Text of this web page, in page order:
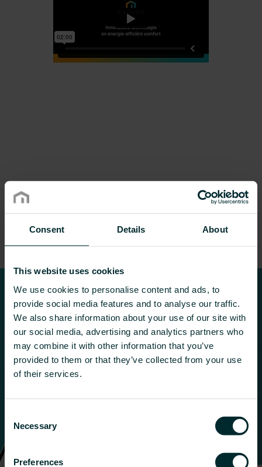
Consent Details About
This website uses cookies
We use cookies to personalise content and ads, to
provide social media features and to analyse our traffic.
We also share information about your use of our site with
our social media, advertising and analytics partners who
may combine it with other information that you’ve
provided to them or that they’ve collected from your use
of their services.
Selection
Necessary
Preferences